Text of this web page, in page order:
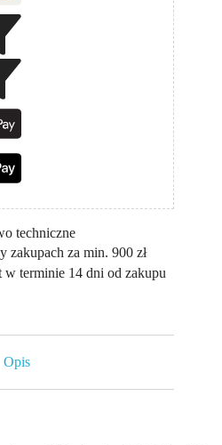
techniczne
zakupach za min. 900 zł
terminie 14 dni od zakupu
Opis